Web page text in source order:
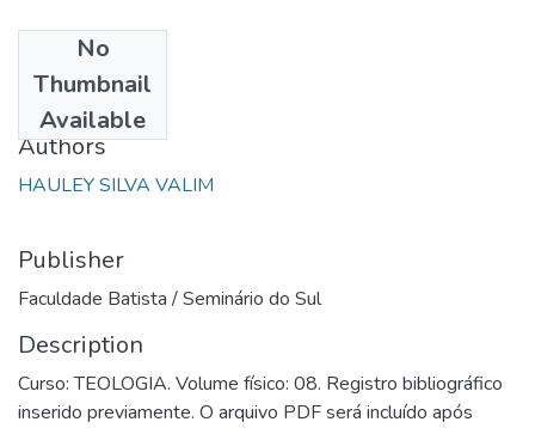
No
Thumbnail
Available
2004
Authors
HAULEY SILVA VALIM
Publisher
Faculdade Batista / Seminário do Sul
Description
Curso: TEOLOGIA. Volume físico: 08. Registro bibliográfico
inserido previamente. O arquivo PDF será incluído após